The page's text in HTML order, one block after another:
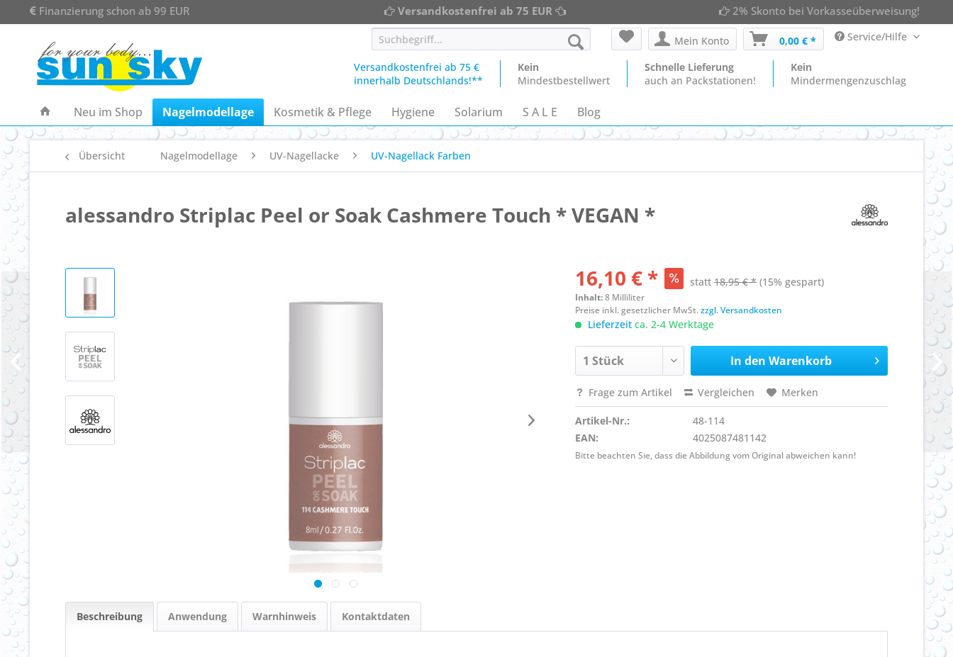
Finanzierung schon ab 99 EUR Versandkostenfrei ab 75 EUR 2% Skonto bei Vorkasseüberweisung!
Mein Konto 0,00 € * Service/Hilfe
Versandkostenfrei ab 75 €
innerhalb Deutschlands!**
Kein
Mindestbestellwert
Schnelle Lieferung
auch an Packstationen!
Kein
Mindermengenzuschlag
Neu im Shop Nagelmodellage Kosmetik & Pflege Hygiene Solarium S A L E Blog
Übersicht Nagelmodellage UV-Nagellacke UV-Nagellack Farben
alessandro Striplac Peel or Soak Cashmere Touch * VEGAN *
16,10 € * statt18,95 € * (15% gespart)
Inhalt:8 Milliliter
Preise inkl. gesetzlicher MwSt.zzgl. Versandkosten
Lieferzeit ca. 2-4 Werktage
In den Warenkorb
Frage zum Artikel Vergleichen Merken
Artikel-Nr.:
48-114
EAN:
4025087481142
Bitte beachten Sie, dass die Abbildung vom Original abweichen kann!
Beschreibung Anwendung Warnhinweis Kontaktdaten